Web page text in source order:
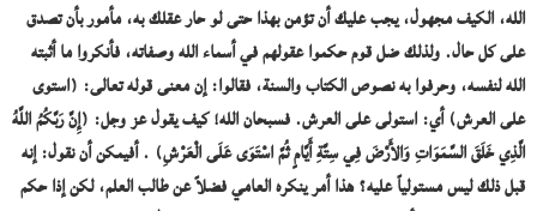
الله، الكيف مجهول، يجب عليك أن تؤمن بهذا حتى لو حار عقلك به، مأمور بأن تصدق
على كل حال. ولذلك ضل قوم حكموا عقولهم في أسماء الله وصفاته، فأنكروا ما أثبته
الله لنفسه، وحرفوا به نصوص الكتاب والسنة، فقالوا: إن معنى قوله تعالى: (استوى
على العرش) أي: استولى على العرش. فسبحان الله! كيف يقول عز وجل: (إِنَّ رَبَّكُمُ اللَّهُ
الَّذِي خَلَقَ السَّمَوَاتِ وَالأَرْضَ فِي سِتَّةِ أَيَّامٍ ثُمَّ اسْتَوَى عَلَى الْعَرْشِ) . أفيمكن أن نقول: إنه
قبل ذلك ليس مستولياً عليه؟ هذا أمر ينكره العامي فضلاً عن طالب العلم، لكن إذا حكم